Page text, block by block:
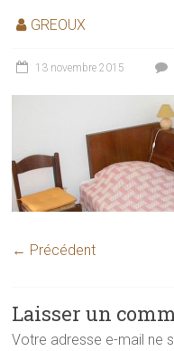
GREOUX
13 novembre 2015
← Précédent
Laisser un
Votre adresse e-mail ne